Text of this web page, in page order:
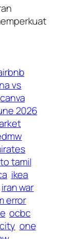
vs
canva
2026
tamil
ikea
iran war
error
ocbc
one